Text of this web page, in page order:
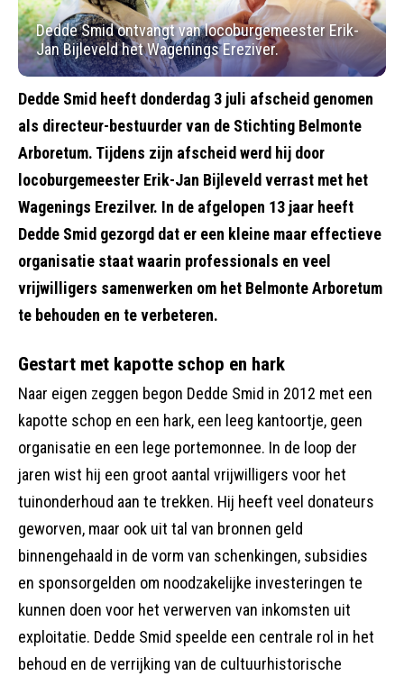
Dedde Smid ontvangt van locoburgemeester Erik-
Jan Bijleveld het Wagenings Ereziver.
Dedde Smid heeft donderdag 3 juli afscheid genomen
als directeur-bestuurder van de Stichting Belmonte
Arboretum. Tijdens zijn afscheid werd hij door
locoburgemeester Erik-Jan Bijleveld verrast met het
Wagenings Erezilver. In de afgelopen 13 jaar heeft
Dedde Smid gezorgd dat er een kleine maar effectieve
organisatie staat waarin professionals en veel
vrijwilligers samenwerken om het Belmonte Arboretum
te behouden en te verbeteren.
Gestart met kapotte schop en hark
Naar eigen zeggen begon Dedde Smid in 2012 met een
kapotte schop en een hark, een leeg kantoortje, geen
organisatie en een lege portemonnee. In de loop der
jaren wist hij een groot aantal vrijwilligers voor het
tuinonderhoud aan te trekken. Hij heeft veel donateurs
geworven, maar ook uit tal van bronnen geld
binnengehaald in de vorm van schenkingen, subsidies
en sponsorgelden om noodzakelijke investeringen te
kunnen doen voor het verwerven van inkomsten uit
exploitatie. Dedde Smid speelde een centrale rol in het
behoud en de verrijking van de cultuurhistorische